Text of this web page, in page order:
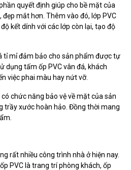
quyết định giúp cho bề mặt của
mắt hơn. Thêm vào đó, lớp PVC
kết dính với các lớp còn lại, tạo độ
tỉ mỉ đảm bảo cho sản phẩm được tự
dụng tấm ốp PVC vân đá, khách
việc phai màu hay nứt vỡ.
có chức năng bảo vệ về mặt của sản
trầy xước hoàn hảo. Đồng thời mang
rất nhiều công trình nhà ở hiện nay.
PVC là trang trí phòng khách, ốp